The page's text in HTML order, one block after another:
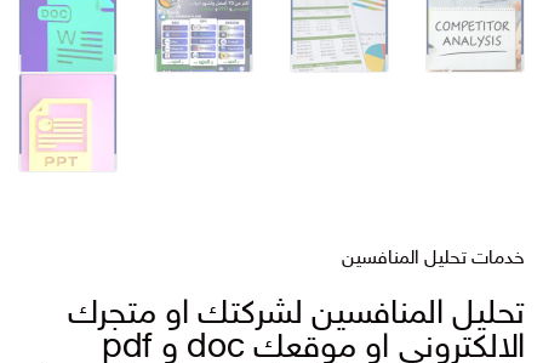
خدمات تحليل المنافسين
تحليل المنافسين لشركتك او متجرك
الالكتروني او موقعك doc و pdf